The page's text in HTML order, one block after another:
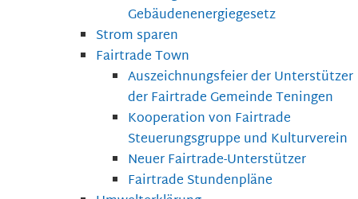
Gebäudenenergiegesetz
Strom sparen
Fairtrade Town
Auszeichnungsfeier der Unterstützer
der Fairtrade Gemeinde Teningen
Kooperation von Fairtrade
Steuerungsgruppe und Kulturverein
Neuer Fairtrade-Unterstützer
Fairtrade Stundenpläne